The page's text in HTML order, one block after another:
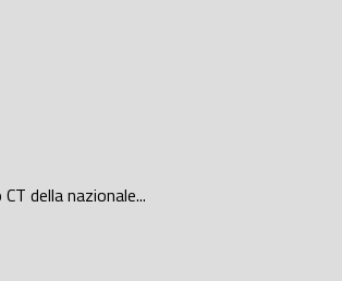
della nazionale...